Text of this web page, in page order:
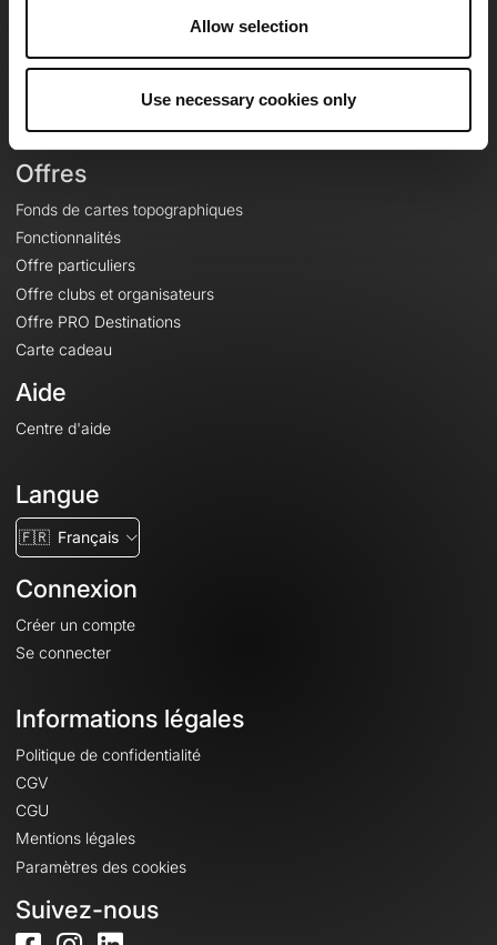
Allow selection
Use necessary cookies only
À propos
Le Mag'
Offres
Fonds de cartes topographiques
Fonctionnalités
Offre particuliers
Offre clubs et organisateurs
Offre PRO Destinations
Carte cadeau
Aide
Centre d'aide
Langue
🇫🇷 Français
Connexion
Créer un compte
Se connecter
Informations légales
Politique de confidentialité
CGV
CGU
Mentions légales
Paramètres des cookies
Suivez-nous